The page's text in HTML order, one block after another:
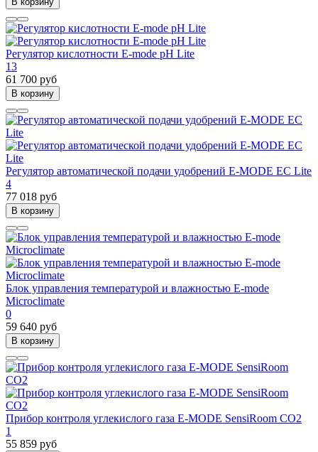
Регулятор кислотности E-mode pH Lite
13
61 700 руб
В корзину
Регулятор автоматической подачи удобрений E-MODE EC Lite
4
77 018 руб
В корзину
Блок управления температурой и влажностью E-mode
Microclimate
0
59 640 руб
В корзину
Прибор контроля углекислого газа E-MODE SensiRoom CO2
1
55 859 руб